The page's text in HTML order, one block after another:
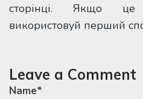
сторінці. Якщо це
використовуй перший
Leave a Comment
Name*